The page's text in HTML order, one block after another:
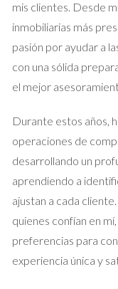
la felicidad.
Gastronomía
La gastronomía
delicias locales que
La oferta
platos autóctonos
frescos. Algunos de
mesas de
Platos de caza:
que son
mis clientes. Desde
inmobiliarias más
pasión por ayudar a
con una sólida
el mejor
Durante estos años,
operaciones de
desarrollando un
aprendiendo a
ajustan a cada
quienes confían en
preferencias para
experiencia única y